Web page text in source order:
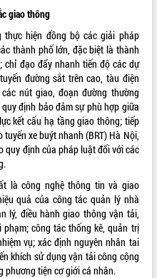
giao thông
thực hiện đồng bộ các giải pháp
thành phố lớn, đặc biệt là thành
chỉ đạo đẩy nhanh tiến độ các dự
đường sắt trên cao, tàu điện
nút giao, đoạn đường thường
định bảo đảm sự phù hợp giữa
kết cấu hạ tầng giao thông; tiếp
xe buýt nhanh (BRT) Hà Nội,
quy định của pháp luật đối với các
là công nghệ thông tin và giao
quả của công tác quản lý nhà
lý, điều hành giao thông vận tải,
công tác thống kê, quản trị
vụ; xác định nguyên nhân tai
khích sử dụng vận tải công cộng
phương tiện cơ giới cá nhân.